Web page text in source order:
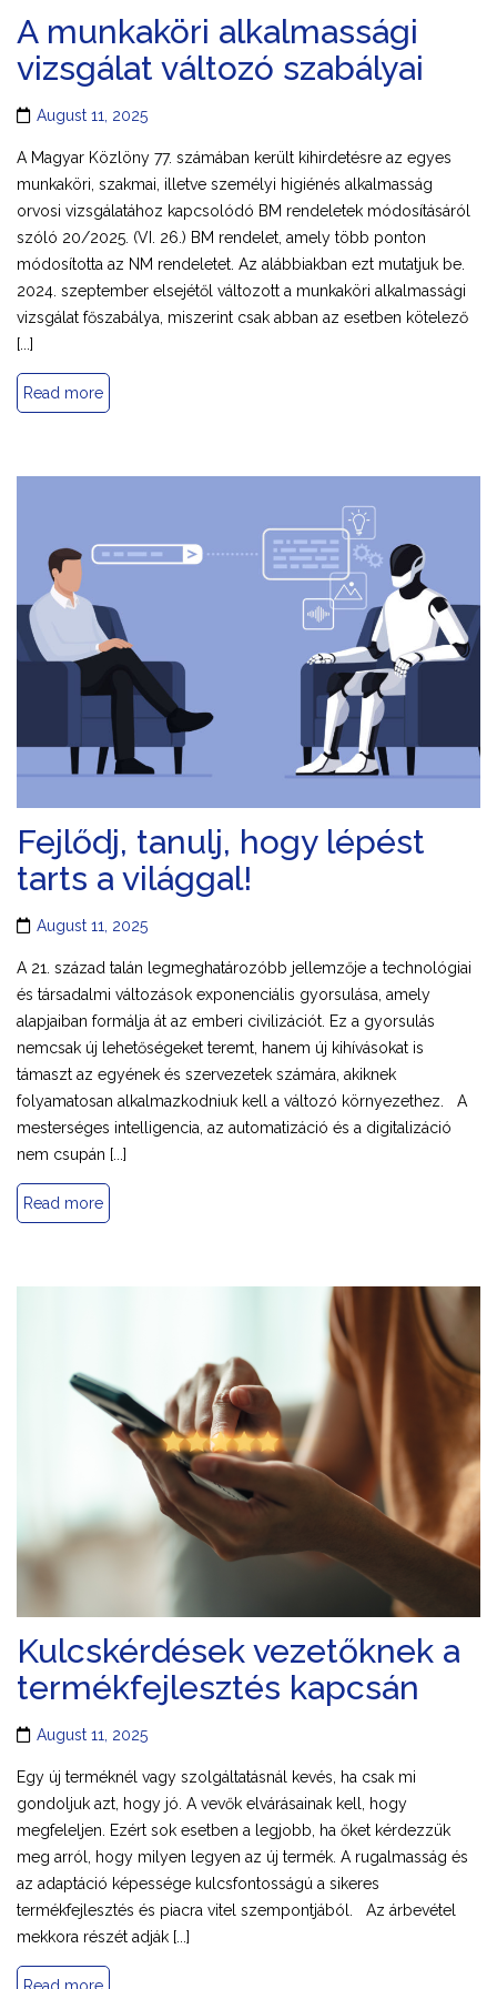
A munkaköri alkalmassági
vizsgálat változó szabályai
August 11, 2025
A Magyar Közlöny 77. számában került kihirdetésre az egyes
munkaköri, szakmai, illetve személyi higiénés alkalmasság
orvosi vizsgálatához kapcsolódó BM rendeletek módosításáról
szóló 20/2025. (VI. 26.) BM rendelet, amely több ponton
módosította az NM rendeletet. Az alábbiakban ezt mutatjuk be.
2024. szeptember elsejétől változott a munkaköri alkalmassági
vizsgálat főszabálya, miszerint csak abban az esetben kötelező
[...]
Read more
Fejlődj, tanulj, hogy lépést
tarts a világgal!
August 11, 2025
A 21. század talán legmeghatározóbb jellemzője a technológiai
és társadalmi változások exponenciális gyorsulása, amely
alapjaiban formálja át az emberi civilizációt. Ez a gyorsulás
nemcsak új lehetőségeket teremt, hanem új kihívásokat is
támaszt az egyének és szervezetek számára, akiknek
folyamatosan alkalmazkodniuk kell a változó környezethez. A
mesterséges intelligencia, az automatizáció és a digitalizáció
nem csupán [...]
Read more
Kulcskérdések vezetőknek a
termékfejlesztés kapcsán
August 11, 2025
Egy új terméknél vagy szolgáltatásnál kevés, ha csak mi
gondoljuk azt, hogy jó. A vevők elvárásainak kell, hogy
megfeleljen. Ezért sok esetben a legjobb, ha őket kérdezzük
meg arról, hogy milyen legyen az új termék. A rugalmasság és
az adaptáció képessége kulcsfontosságú a sikeres
termékfejlesztés és piacra vitel szempontjából. Az árbevétel
mekkora részét adják [...]
Read more